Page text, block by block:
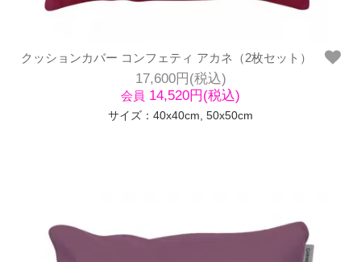
クッションカバー コンフェティ アカネ（2枚セット）
17,600円(税込)
会員 14,520円(税込)
サイズ：40x40cm, 50x50cm